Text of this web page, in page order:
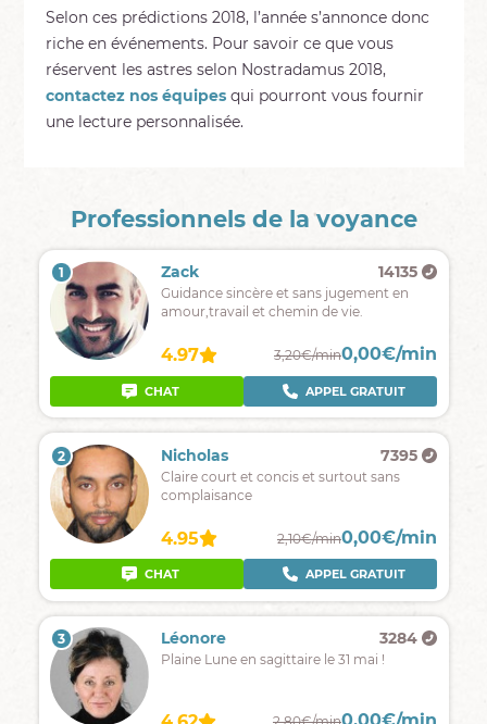
Selon ces prédictions 2018, l’année s’annonce donc
riche en événements. Pour savoir ce que vous
réservent les astres selon Nostradamus 2018,
contactez nos équipesqui pourront vous fournir
une lecture personnalisée.
Professionnels de la voyance
1 Zack 14135
Guidance sincère et sans jugement en
amour,travail et chemin de vie.
4.97 3,20€/min0,00€/min
CHAT APPEL GRATUIT
2 Nicholas 7395
Claire court et concis et surtout sans
complaisance
4.95 2,10€/min0,00€/min
CHAT APPEL GRATUIT
3 Léonore 3284
Plaine Lune en sagittaire le 31 mai !